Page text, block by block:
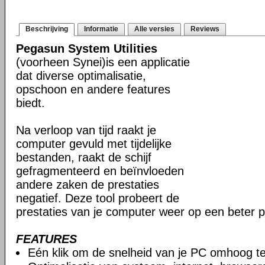
Beschrijving Informatie Alle versies Reviews
Pegasun System Utilities
(voorheen Synei)is een applicatie
dat diverse optimalisatie,
opschoon en andere features
biedt.
Na verloop van tijd raakt je
computer gevuld met tijdelijke
bestanden, raakt de schijf
gefragmenteerd en beïnvloeden
andere zaken de prestaties
negatief. Deze tool probeert de
prestaties van je computer weer op een beter
FEATURES
Eén klik om de snelheid van je PC omhoog